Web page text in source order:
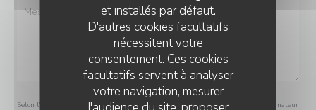
et installés par défaut.
D'autres cookies facultatifs
nécessitent votre
consentement. Ces cookies
facultatifs servent à analyser
votre navigation, mesurer
Selon l'article L.223-2 du code de la consommation, il est rappelé que le consommateur